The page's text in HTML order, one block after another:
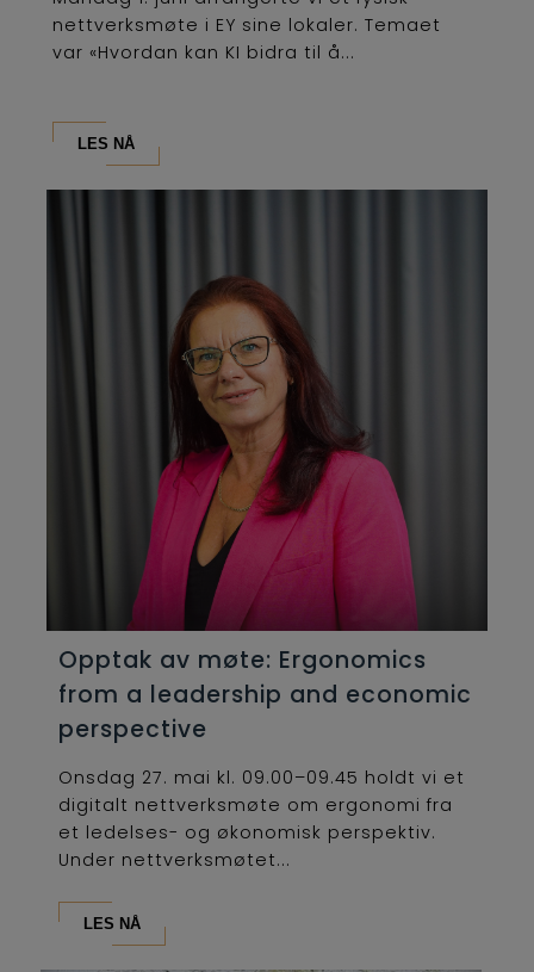
nettverksmøte i EY sine lokaler. Temaet
var «Hvordan kan KI bidra til å...
LES NÅ
Opptak av møte: Ergonomics
from a leadership and economic
perspective
Onsdag 27. mai kl. 09.00–09.45 holdt vi et
digitalt nettverksmøte om ergonomi fra
et ledelses- og økonomisk perspektiv.
Under nettverksmøtet...
LES NÅ